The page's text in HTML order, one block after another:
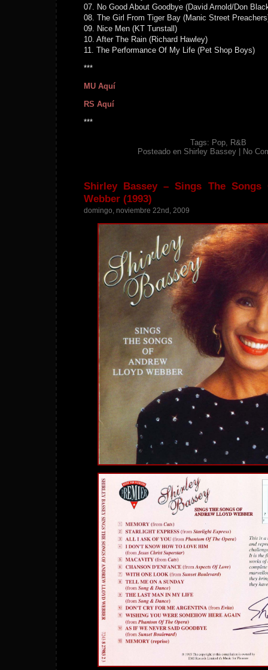
07. No Good About Goodbye (David Arnold/Don
08. The Girl From Tiger Bay (Manic Street
09. Nice Men (KT Tunstall)
10. After The Rain (Richard Hawley)
11. The Performance Of My Life (Pet Shop Boys)
***
MU Aquí
RS Aquí
***
Tags: Pop, R&B
Posteado en Shirley Bassey No
Shirley Bassey – Sings The Songs
Webber (1993)
domingo, noviembre 22nd, 2009